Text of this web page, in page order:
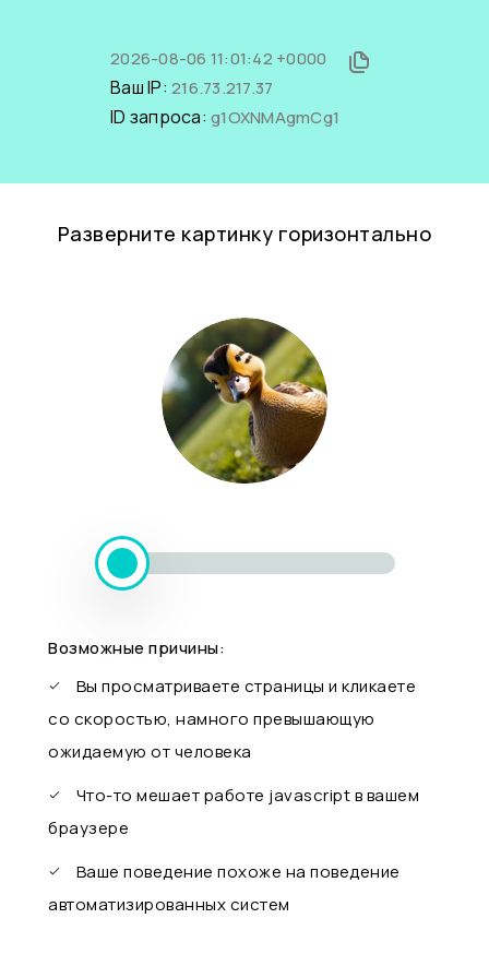
2026-08-06 11:01:42 +0000
Ваш IP: 216.73.217.37
ID запроса: g1OXNMAgmCg1
Разверните картинку горизонтально
Возможные причины:
Вы просматриваете страницы и кликаете
со скоростью, намного превышающую
ожидаемую от человека
Что-то мешает работе javascript в вашем
браузере
Ваше поведение похоже на поведение
автоматизированных систем